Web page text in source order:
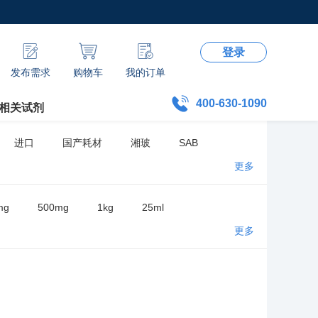
发布需求 购物车 我的订单
登录
关试剂 400-630-1090
进口 国产耗材 湘玻 SAB
更多
500mg 1kg 25ml
更多